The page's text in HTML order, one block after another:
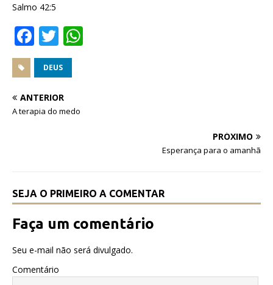
Salmo 42:5
F
a
c
e
b
T
w
it
te
r
DEUS
ANTERIOR
A terapia do medo
PRÓXIMO
Esperança para o amanhã
SEJA O PRIMEIRO A COMENTAR
Faça um comentário
Seu e-mail não será divulgado.
Comentário